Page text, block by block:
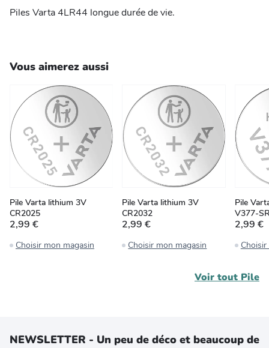
Piles Varta 4LR44 longue durée de vie.
Vous aimerez aussi
Pile Varta lithium 3V
CR2025
2,99 €
Choisir mon magasin
Pile Varta lithium 3V
CR2032
2,99 €
Choisir mon magasin
Pile
V377-
2,99 €
Voir tout Pile
NEWSLETTER - Un peu de déco et beaucoup de